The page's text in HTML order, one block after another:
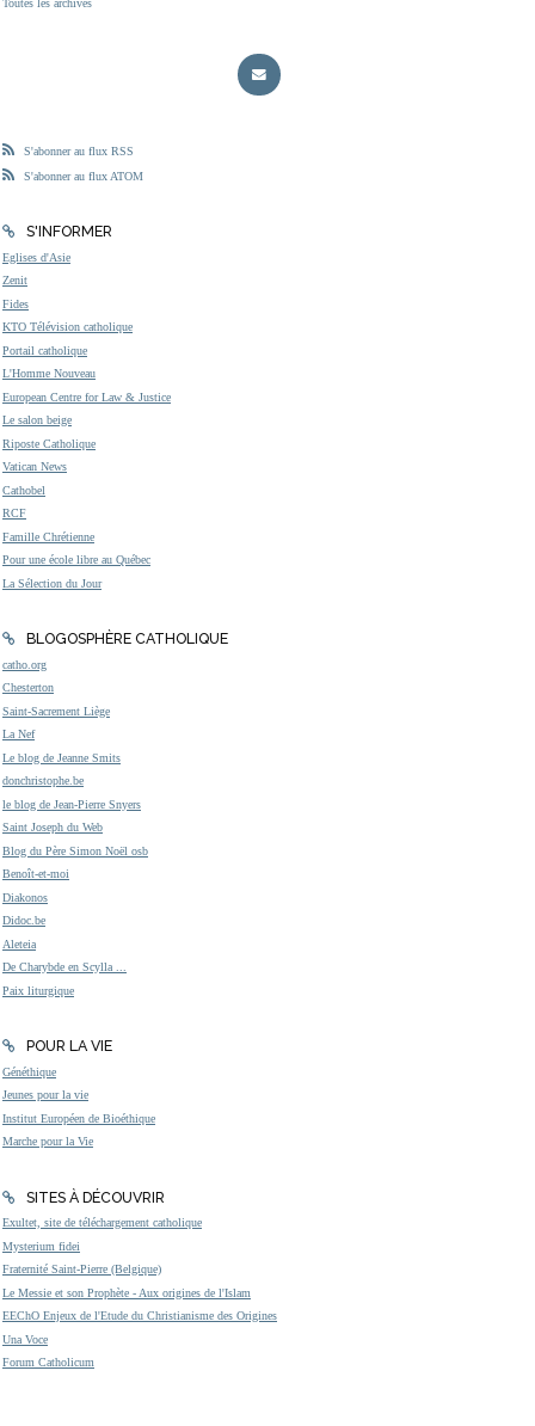
Toutes les archives
S'abonner au flux RSS
S'abonner au flux ATOM
S'INFORMER
Eglises d'Asie
Zenit
Fides
KTO Télévision catholique
Portail catholique
L'Homme Nouveau
European Centre for Law & Justice
Le salon beige
Riposte Catholique
Vatican News
Cathobel
RCF
Famille Chrétienne
Pour une école libre au Québec
La Sélection du Jour
BLOGOSPHÈRE CATHOLIQUE
catho.org
Chesterton
Saint-Sacrement Liège
La Nef
Le blog de Jeanne Smits
donchristophe.be
le blog de Jean-Pierre Snyers
Saint Joseph du Web
Blog du Père Simon Noël osb
Benoît-et-moi
Diakonos
Didoc.be
Aleteia
De Charybde en Scylla ...
Paix liturgique
POUR LA VIE
Généthique
Jeunes pour la vie
Institut Européen de Bioéthique
Marche pour la Vie
SITES À DÉCOUVRIR
Exultet, site de téléchargement catholique
Mysterium fidei
Fraternité Saint-Pierre (Belgique)
Le Messie et son Prophète - Aux origines de l'Islam
EEChO Enjeux de l'Etude du Christianisme des Origines
Una Voce
Forum Catholicum